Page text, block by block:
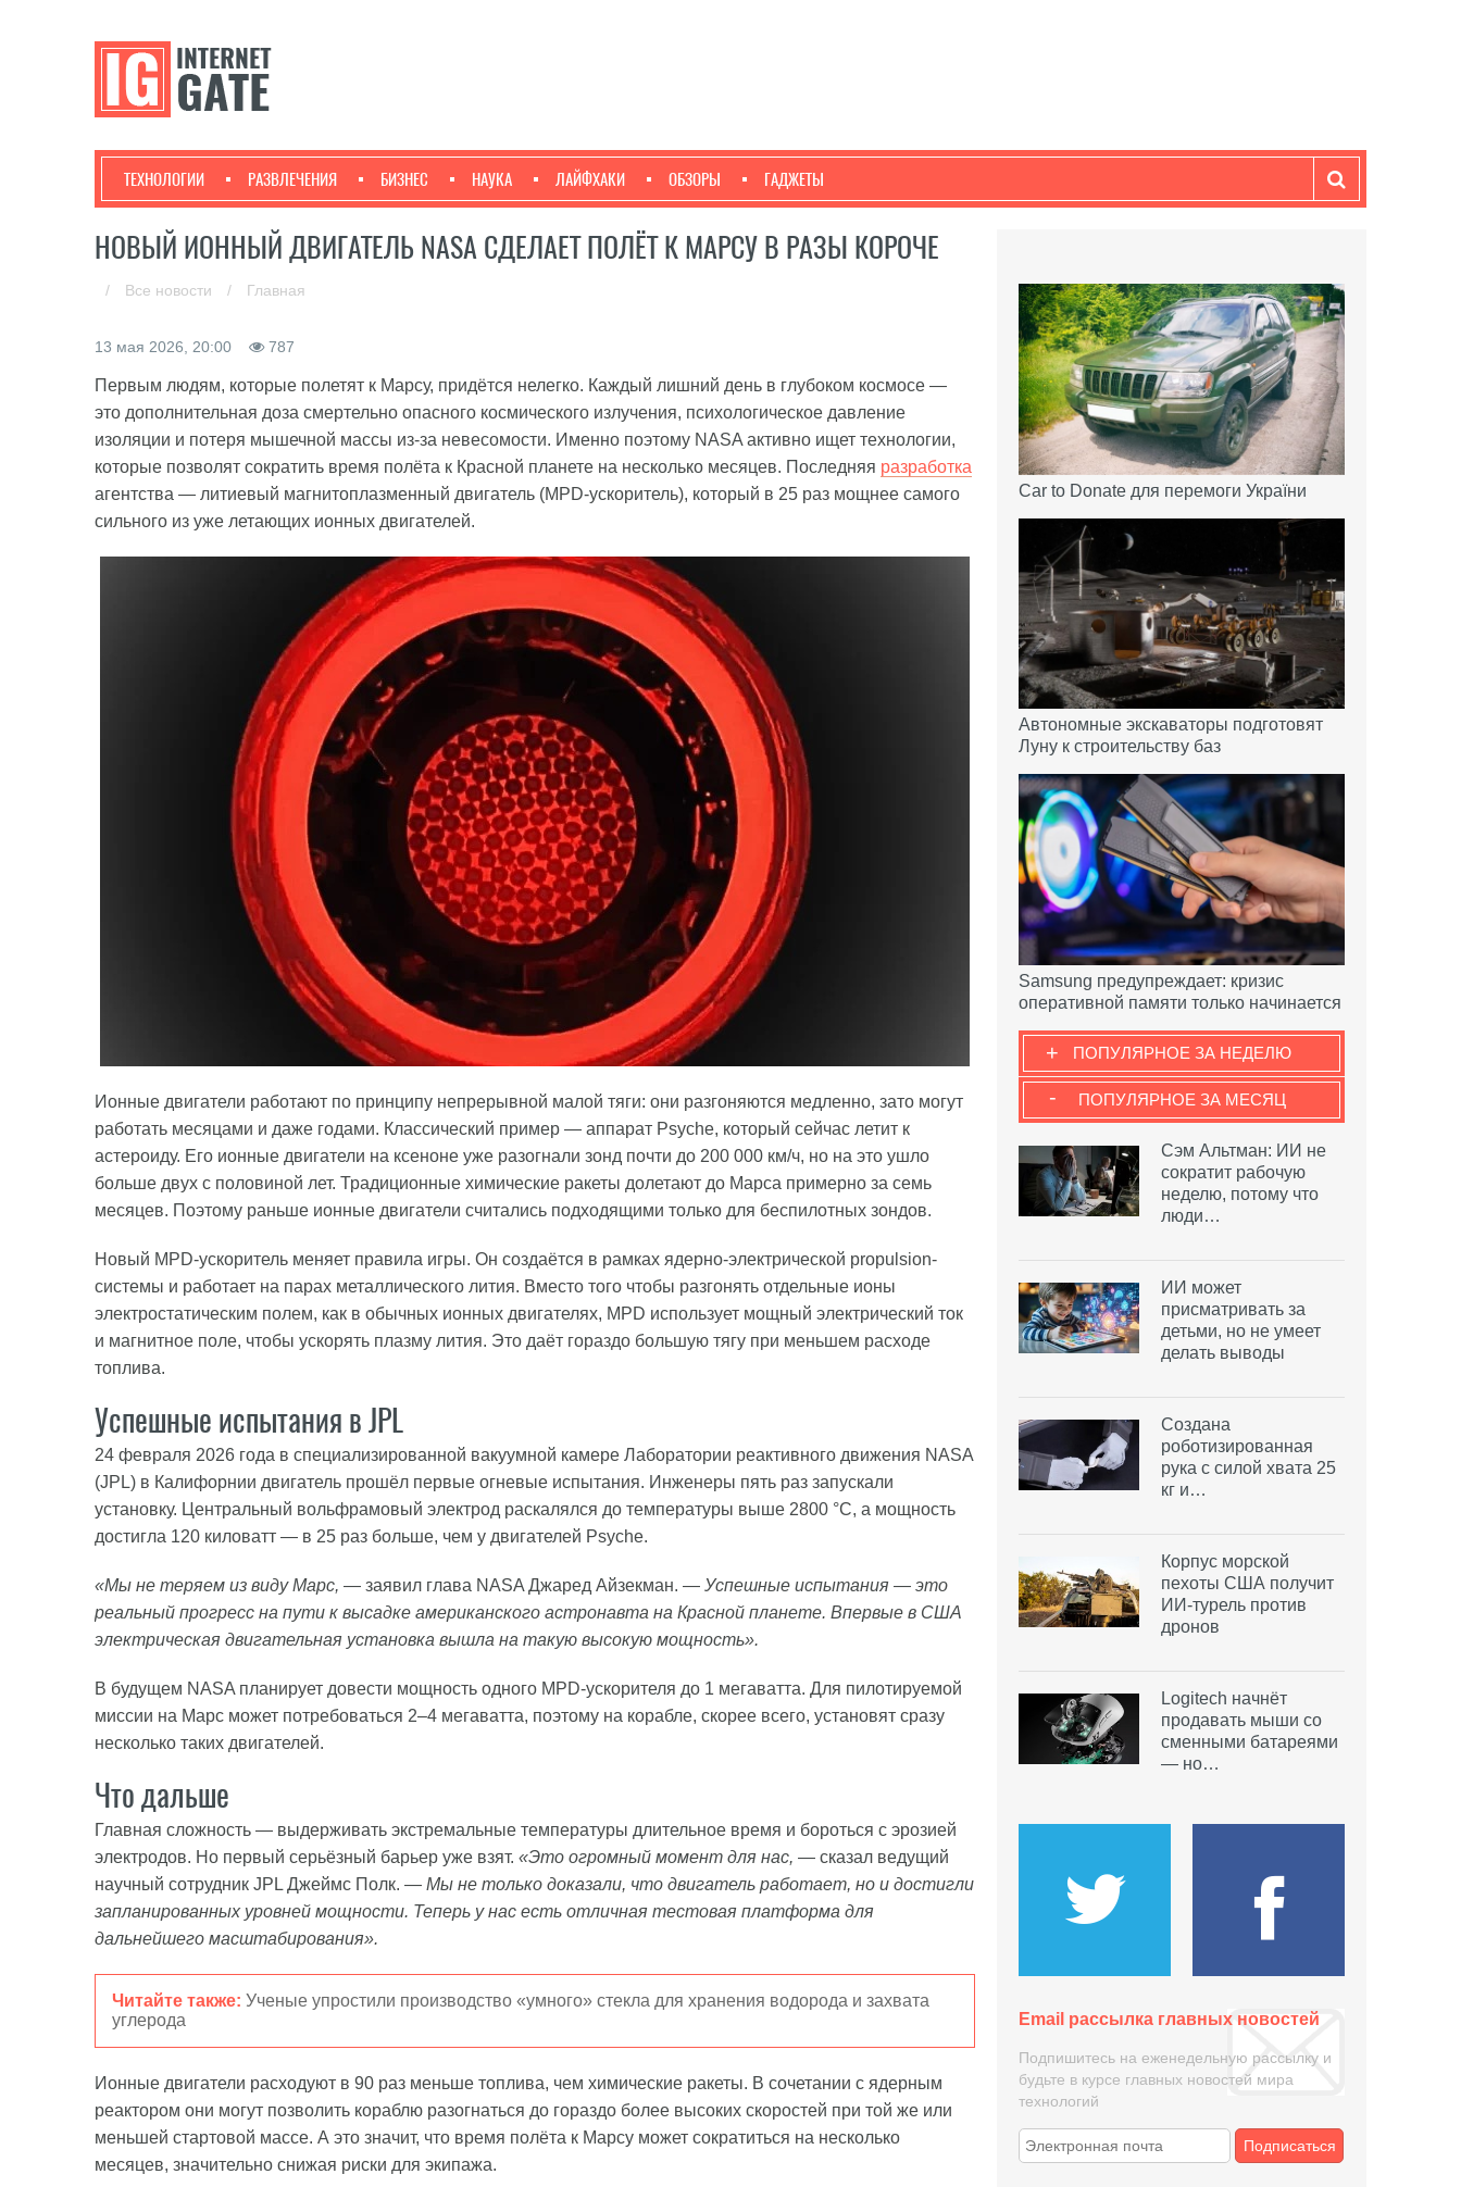
ТЕХНОЛОГИИ РАЗВЛЕЧЕНИЯ БИЗНЕС НАУКА ЛАЙФХАКИ ОБЗОРЫ ГАДЖЕТЫ
НОВЫЙ ИОННЫЙ ДВИГАТЕЛЬ NASA СДЕЛАЕТ ПОЛЁТ К МАРСУ В РАЗЫ КОРОЧЕ
/ Все новости / Главная
13 мая 2026, 20:00 787
Первым людям, которые полетят к Марсу, придётся нелегко. Каждый лишний день в глубоком космосе —
это дополнительная доза смертельно опасного космического излучения, психологическое давление
изоляции и потеря мышечной массы из-за невесомости. Именно поэтому NASA активно ищет технологии,
которые позволят сократить время полёта к Красной планете на несколько месяцев. Последняя разработка
агентства — литиевый магнитоплазменный двигатель (MPD-ускоритель), который в 25 раз мощнее самого
сильного из уже летающих ионных двигателей.
Ионные двигатели работают по принципу непрерывной малой тяги: они разгоняются медленно, зато могут
работать месяцами и даже годами. Классический пример — аппарат Psyche, который сейчас летит к
астероиду. Его ионные двигатели на ксеноне уже разогнали зонд почти до 200 000 км/ч, но на это ушло
больше двух с половиной лет. Традиционные химические ракеты долетают до Марса примерно за семь
месяцев. Поэтому раньше ионные двигатели считались подходящими только для беспилотных зондов.
Новый MPD-ускоритель меняет правила игры. Он создаётся в рамках ядерно-электрической propulsion-
системы и работает на парах металлического лития. Вместо того чтобы разгонять отдельные ионы
электростатическим полем, как в обычных ионных двигателях, MPD использует мощный электрический ток
и магнитное поле, чтобы ускорять плазму лития. Это даёт гораздо большую тягу при меньшем расходе
топлива.
Успешные испытания в JPL
24 февраля 2026 года в специализированной вакуумной камере Лаборатории реактивного движения NASA
(JPL) в Калифорнии двигатель прошёл первые огневые испытания. Инженеры пять раз запускали
установку. Центральный вольфрамовый электрод раскалялся до температуры выше 2800 °C, а мощность
достигла 120 киловатт — в 25 раз больше, чем у двигателей Psyche.
«Мы не теряем из виду Марс, — заявил глава NASA Джаред Айзекман. — Успешные испытания — это
реальный прогресс на пути к высадке американского астронавта на Красной планете. Впервые в США
электрическая двигательная установка вышла на такую высокую мощность».
В будущем NASA планирует довести мощность одного MPD-ускорителя до 1 мегаватта. Для пилотируемой
миссии на Марс может потребоваться 2–4 мегаватта, поэтому на корабле, скорее всего, установят сразу
несколько таких двигателей.
Что дальше
Главная сложность — выдерживать экстремальные температуры длительное время и бороться с эрозией
электродов. Но первый серьёзный барьер уже взят. «Это огромный момент для нас, — сказал ведущий
научный сотрудник JPL Джеймс Полк. — Мы не только доказали, что двигатель работает, но и достигли
запланированных уровней мощности. Теперь у нас есть отличная тестовая платформа для
дальнейшего масштабирования».
Читайте также: Ученые упростили производство «умного» стекла для хранения водорода и захвата
углерода
Ионные двигатели расходуют в 90 раз меньше топлива, чем химические ракеты. В сочетании с ядерным
реактором они могут позволить кораблю разогнаться до гораздо более высоких скоростей при той же или
меньшей стартовой массе. А это значит, что время полёта к Марсу может сократиться на несколько
месяцев, значительно снижая риски для экипажа.
Car to Donate для перемоги України
Автономные экскаваторы подготовят
Луну к строительству баз
Samsung предупреждает: кризис
оперативной памяти только начинается
ПОПУЛЯРНОЕ ЗА НЕДЕЛЮ
+
ПОПУЛЯРНОЕ ЗА МЕСЯЦ
-
Сэм Альтман: ИИ не
сократит рабочую
неделю, потому что
люди…
ИИ может
присматривать за
детьми, но не умеет
делать выводы
Создана
роботизированная
рука с силой хвата 25
кг и…
Корпус морской
пехоты США получит
ИИ-турель против
дронов
Logitech начнёт
продавать мыши со
сменными батареями
— но…
Email рассылка главных новостей
Подпишитесь на еженедельную рассылку и
будьте в курсе главных новостей мира
технологий
Подписаться